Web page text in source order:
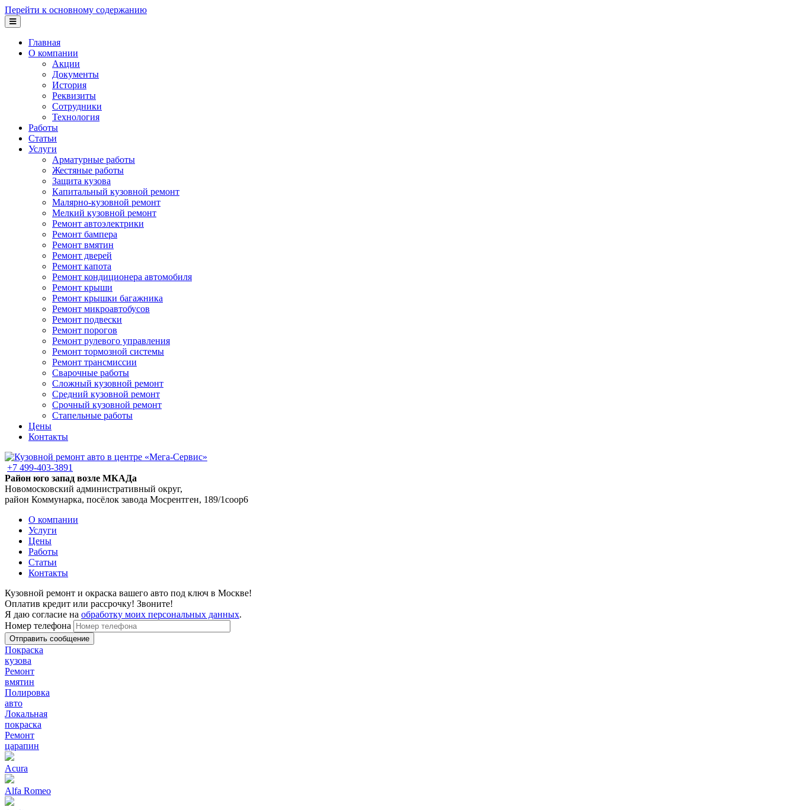
Перейти к основному содержанию
Главная
О компании
Акции
Документы
История
Реквизиты
Сотрудники
Технология
Работы
Статьи
Услуги
Арматурные работы
Жестяные работы
Защита кузова
Капитальный кузовной ремонт
Малярно-кузовной ремонт
Мелкий кузовной ремонт
Ремонт автоэлектрики
Ремонт бампера
Ремонт вмятин
Ремонт дверей
Ремонт капота
Ремонт кондиционера автомобиля
Ремонт крыши
Ремонт крышки багажника
Ремонт микроавтобусов
Ремонт подвески
Ремонт порогов
Ремонт рулевого управления
Ремонт тормозной системы
Ремонт трансмиссии
Сварочные работы
Сложный кузовной ремонт
Средний кузовной ремонт
Срочный кузовной ремонт
Стапельные работы
Цены
Контакты
+7 499-403-3891
Район юго запад возле МКАДа
Новомосковский административный округ,
район Коммунарка, посёлок завода Мосрентген, 189/1соор6
О компании
Услуги
Цены
Работы
Статьи
Контакты
Кузовной ремонт и окраска вашего авто под ключ в Москве!
Оплатив кредит или рассрочку! Звоните!
Я даю согласие на обработку моих персональных данных.
Номер телефона
Покраска
кузова
Ремонт
вмятин
Полировка
авто
Локальная
покраска
Ремонт
царапин
Acura
Alfa Romeo